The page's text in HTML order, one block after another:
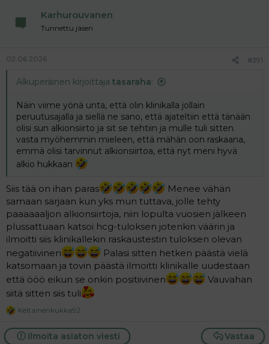
Karhurouvanen
Tunnettu jäsen
02.06.2026 #391
Alkuperäinen kirjoittaja tasaraha:
Näin viime yönä unta, että olin klinikalla jollain
peruutusajalla ja siellä ne sano, että ajateltiin että tänään
olisi sun alkionsiirto ja sit se tehtiin ja mulle tuli sitten
vasta myöhemmin mieleen, että mähän oon raskaana,
emmä olisi tarvinnut alkionsiirtoa, että nyt meni hyvä
alkio hukkaan
Siis tää on ihan paras
Menee vähän
samaan sarjaan kun yks mun tuttava, jolle tehty
paaaaaaljon alkionsiirtoja, niin lopulta vuosien jälkeen
plussattuaan katsoi hcg-tuloksen jotenkin väärin ja
ilmoitti siis klinikallekin raskaustestin tuloksen olevan
negatiivinen
Palasi sitten hetken päästä vielä
katsomaan ja tovin päästä ilmoitti klinikalle uudestaan
että ööö eikun se onkin positiivinen
Vauvahan
siitä sitten siis tuli
R
a
Keltainenkukka92
Vastaa
Ilmoita asiaton viesti